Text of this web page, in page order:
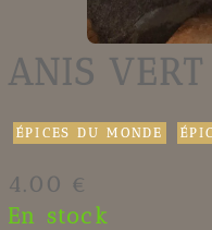
ANIS
ÉPICES DU MONDE
4.00 €
En stock